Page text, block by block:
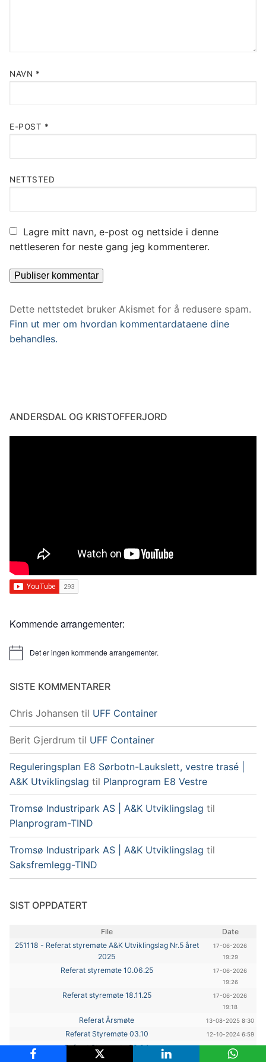
NAVN *
E-POST *
NETTSTED
Lagre mitt navn, e-post og nettside i denne
nettleseren for neste gang jeg kommenterer.
Dette nettstedet bruker Akismet for å redusere spam.
Finn ut mer om hvordan kommentardataene dine
behandles.
ANDERSDAL OG KRISTOFFERJORD
Kommende arrangementer:
MerknadDet er ingen kommende arrangementer.
SISTE KOMMENTARER
Chris Johansen til UFF Container
Berit Gjerdrum til UFF Container
Reguleringsplan E8 Sørbotn-Laukslett, vestre trasé |
A&K Utviklingslag til Planprogram E8 Vestre
Tromsø Industripark AS | A&K Utviklingslag til
Planprogram-TIND
Tromsø Industripark AS | A&K Utviklingslag til
Saksfremlegg-TIND
SIST OPPDATERT
File
Date
251118 - Referat styremøte A&K Utviklingslag Nr.5 året
2025
17-06-2026
19:29
Referat styremøte 10.06.25
17-06-2026
19:26
Referat styremøte 18.11.25
17-06-2026
19:18
Referat Årsmøte 13-08-2025 8:30
Referat Styremøte 03.10 12-10-2024 6:59
Referat Styremøte 30.04
30-04-2024
20:43